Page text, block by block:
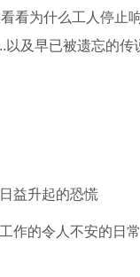
看为什么工人停止
及早已被遗忘的传
益升起的恐慌
作的令人不安的日常